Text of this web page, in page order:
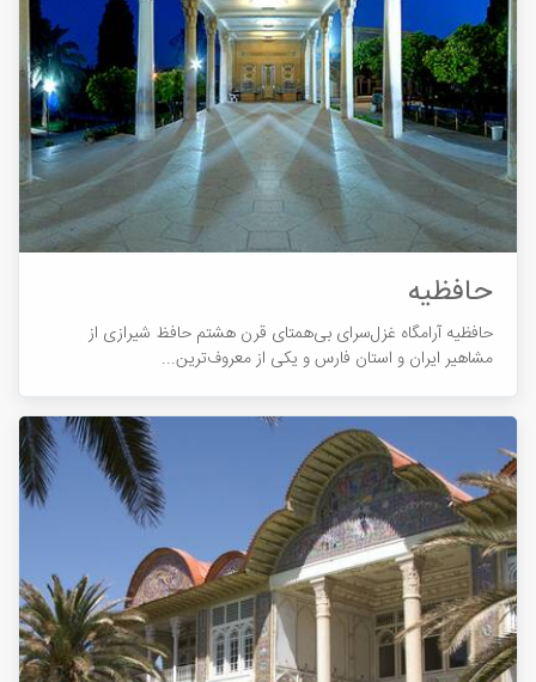
حافظیه
حافظیه آرامگاه غزل‌سرای بی‌همتای قرن هشتم حافظ شیرازی از
مشاهیر ایران و استان فارس و یکی از معروف‌ترین...